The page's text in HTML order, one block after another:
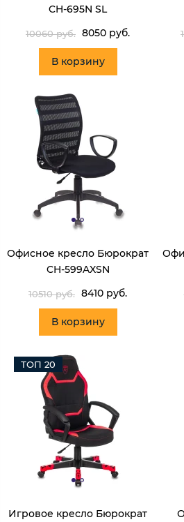
CH-695N SL
10060 руб. 8050 руб.
В корзину
Офисное кресло Бюрократ
CH-599AXSN
10510 руб. 8410 руб.
В корзину
ТОП 20
Игровое кресло Бюрократ